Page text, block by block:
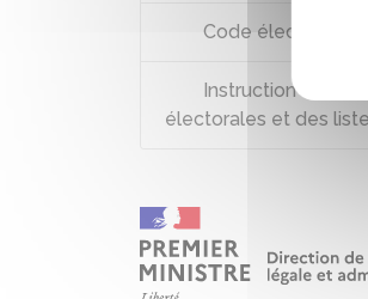
Code électoral :
Instruction
électorales et des